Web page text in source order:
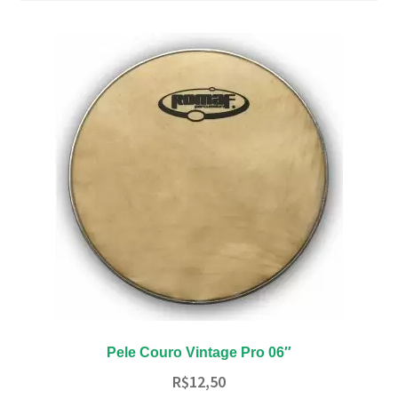
Pele Couro Vintage Pro 06″
R$12,50